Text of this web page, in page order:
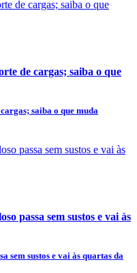
de cargas; saiba o que
saiba o que muda
passa sem sustos e vai às
sem sustos e vai às quartas da